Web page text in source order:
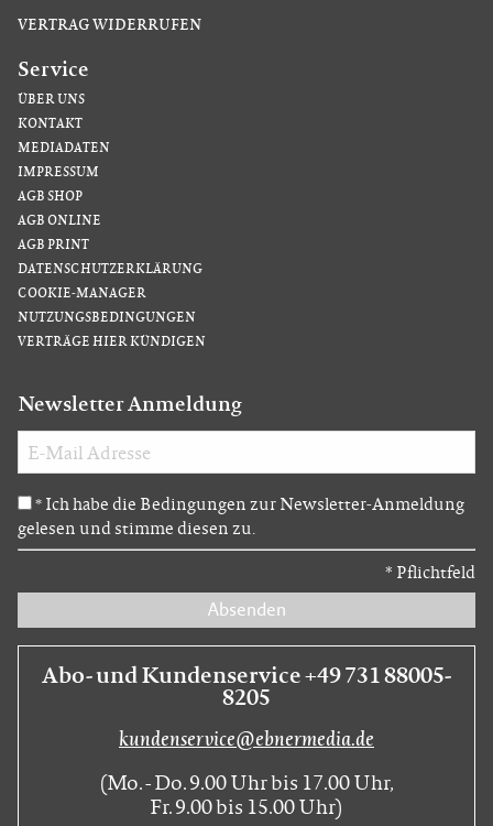
VERTRAG WIDERRUFEN
Service
ÜBER UNS
KONTAKT
MEDIADATEN
IMPRESSUM
AGB SHOP
AGB ONLINE
AGB PRINT
DATENSCHUTZERKLÄRUNG
COOKIE-MANAGER
NUTZUNGSBEDINGUNGEN
VERTRÄGE HIER KÜNDIGEN
Newsletter Anmeldung
* Ich habe die Bedingungen zur Newsletter-Anmeldung
gelesen und stimme diesen zu.
* Pflichtfeld
Absenden
Abo- und Kundenservice +49 731 88005-
8205
kundenservice@ebnermedia.de
(Mo. - Do. 9.00 Uhr bis 17.00 Uhr,
Fr. 9.00 bis 15.00 Uhr)